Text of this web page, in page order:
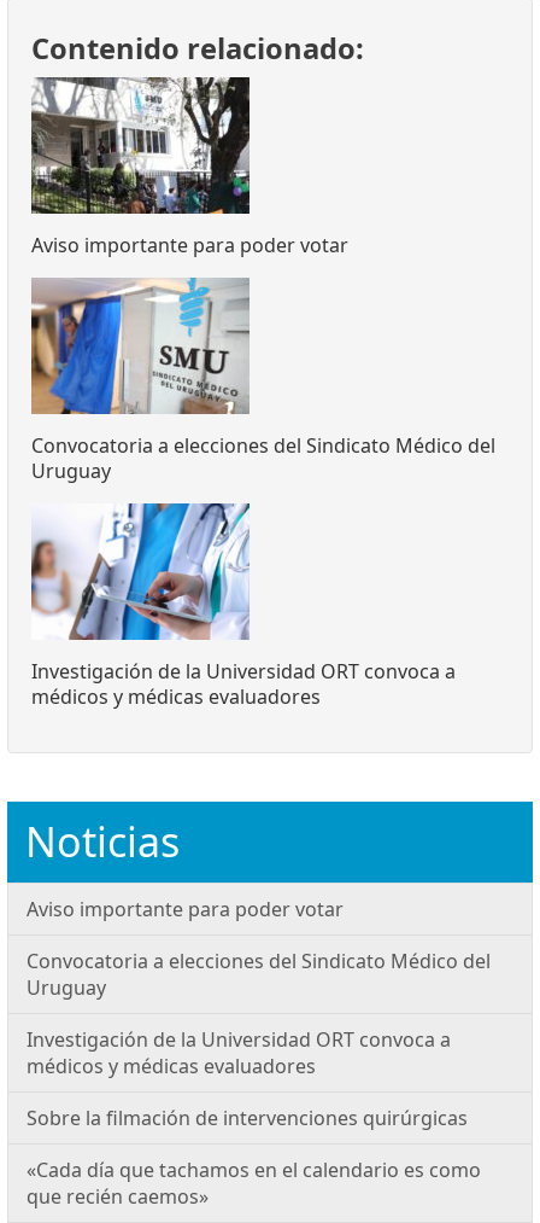
Contenido relacionado:
Aviso importante para poder votar
Convocatoria a elecciones del Sindicato Médico del
Uruguay
Investigación de la Universidad ORT convoca a
médicos y médicas evaluadores
Noticias
Aviso importante para poder votar
Convocatoria a elecciones del Sindicato Médico del
Uruguay
Investigación de la Universidad ORT convoca a
médicos y médicas evaluadores
Sobre la filmación de intervenciones quirúrgicas
«Cada día que tachamos en el calendario es como
que recién caemos»